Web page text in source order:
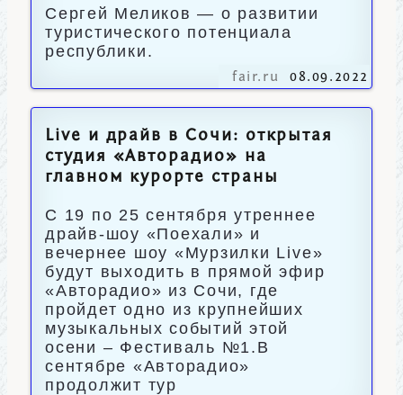
Сергей Меликов — о развитии
туристического потенциала
республики.
fair.ru 08.09.2022
Live и драйв в Сочи: открытая
студия «Авторадио» на
главном курорте страны
С 19 по 25 сентября утреннее
драйв-шоу «Поехали» и
вечернее шоу «Мурзилки Live»
будут выходить в прямой эфир
«Авторадио» из Сочи, где
пройдет одно из крупнейших
музыкальных событий этой
осени – Фестиваль №1.В
сентябре «Авторадио»
продолжит тур